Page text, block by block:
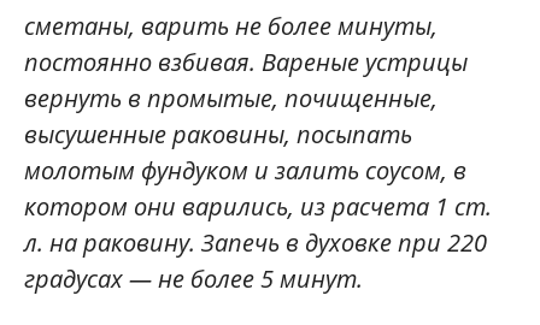
сметаны, варить не более минуты,
постоянно взбивая. Вареные устрицы
вернуть в промытые, почищенные,
высушенные раковины, посыпать
молотым фундуком и залить соусом, в
котором они варились, из расчета 1 ст.
л. на раковину. Запечь в духовке при 220
градусах — не более 5 минут.